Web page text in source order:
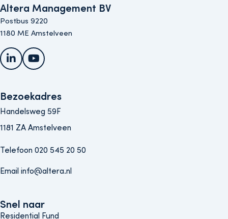
Altera Management BV
Postbus 9220
1180 ME Amstelveen
LinkedInYouTube
Bezoekadres
Handelsweg 59F
1181 ZA Amstelveen
Telefoon 020 545 20 50
Email info@altera.nl
Snel naar
Snel naar
Residential Fund